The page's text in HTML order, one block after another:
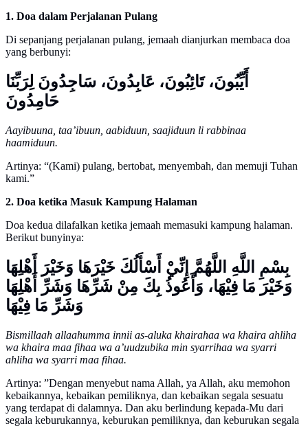
1. Doa dalam Perjalanan Pulang
Di sepanjang perjalanan pulang, jemaah dianjurkan membaca doa
yang berbunyi:
أَيِّبُونَ، تَائِبُونَ، عَابِدُونَ، سَاجِدُونَ لِرَبِّنَا
حَامِدُونَ
Aayibuuna, taa’ibuun, aabiduun, saajiduun li rabbinaa
haamiduun.
Artinya: “(Kami) pulang, bertobat, menyembah, dan memuji Tuhan
kami.”
2. Doa ketika Masuk Kampung Halaman
Doa kedua dilafalkan ketika jemaah memasuki kampung halaman.
Berikut bunyinya:
بِسْمِ اللَّهِ اللَّهُمَّ إِنِّيْ أَسْأَلُكَ خَيْرَهَا وَخَيْرَ أَهْلِهَا
وَخَيْرَ مَا فِيْهَا، وَأَعُوذُ بِكَ مِنْ شَرِّهَا وَشَرِّ أَهْلِهَا
وَشَرِّ مَا فِيْهَا
Bismillaah allaahumma innii as-aluka khairahaa wa khaira ahliha
wa khaira maa fihaa wa a’uudzubika min syarrihaa wa syarri
ahliha wa syarri maa fihaa.
Artinya: ”Dengan menyebut nama Allah, ya Allah, aku memohon
kebaikannya, kebaikan pemiliknya, dan kebaikan segala sesuatu
yang terdapat di dalamnya. Dan aku berlindung kepada-Mu dari
segala keburukannya, keburukan pemiliknya, dan keburukan segala